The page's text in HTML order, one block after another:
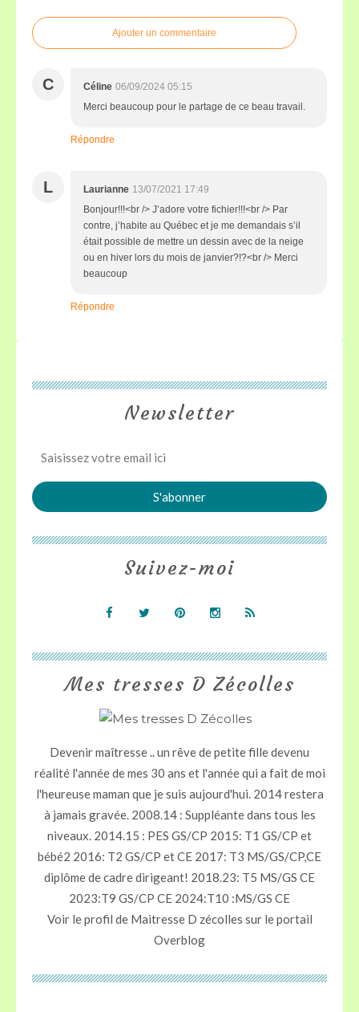
Ajouter un commentaire
C Céline 06/09/2024 05:15
Merci beaucoup pour le partage de ce beau travail.
Répondre
L Laurianne 13/07/2021 17:49
Bonjour!!!<br /> J’adore votre fichier!!!<br /> Par
contre, j’habite au Québec et je me demandais s’il
était possible de mettre un dessin avec de la neige
ou en hiver lors du mois de janvier?!?<br /> Merci
beaucoup
Répondre
Newsletter
Mes tresses D Zécolles
Devenir maîtresse .. un rêve de petite fille devenu
réalité l'année de mes 30 ans et l'année qui a fait de moi
l'heureuse maman que je suis aujourd'hui. 2014 restera
à jamais gravée. 2008.14 : Suppléante dans tous les
niveaux. 2014.15 : PES GS/CP 2015: T1 GS/CP et
bébé2 2016: T2 GS/CP et CE 2017: T3 MS/GS/CP,CE
diplôme de cadre dirigeant! 2018.23: T5 MS/GS CE
2023:T9 GS/CP CE 2024:T10 :MS/GS CE
Voir le profil de Maitresse D zécolles sur le portail
Overblog
Suivez-moi